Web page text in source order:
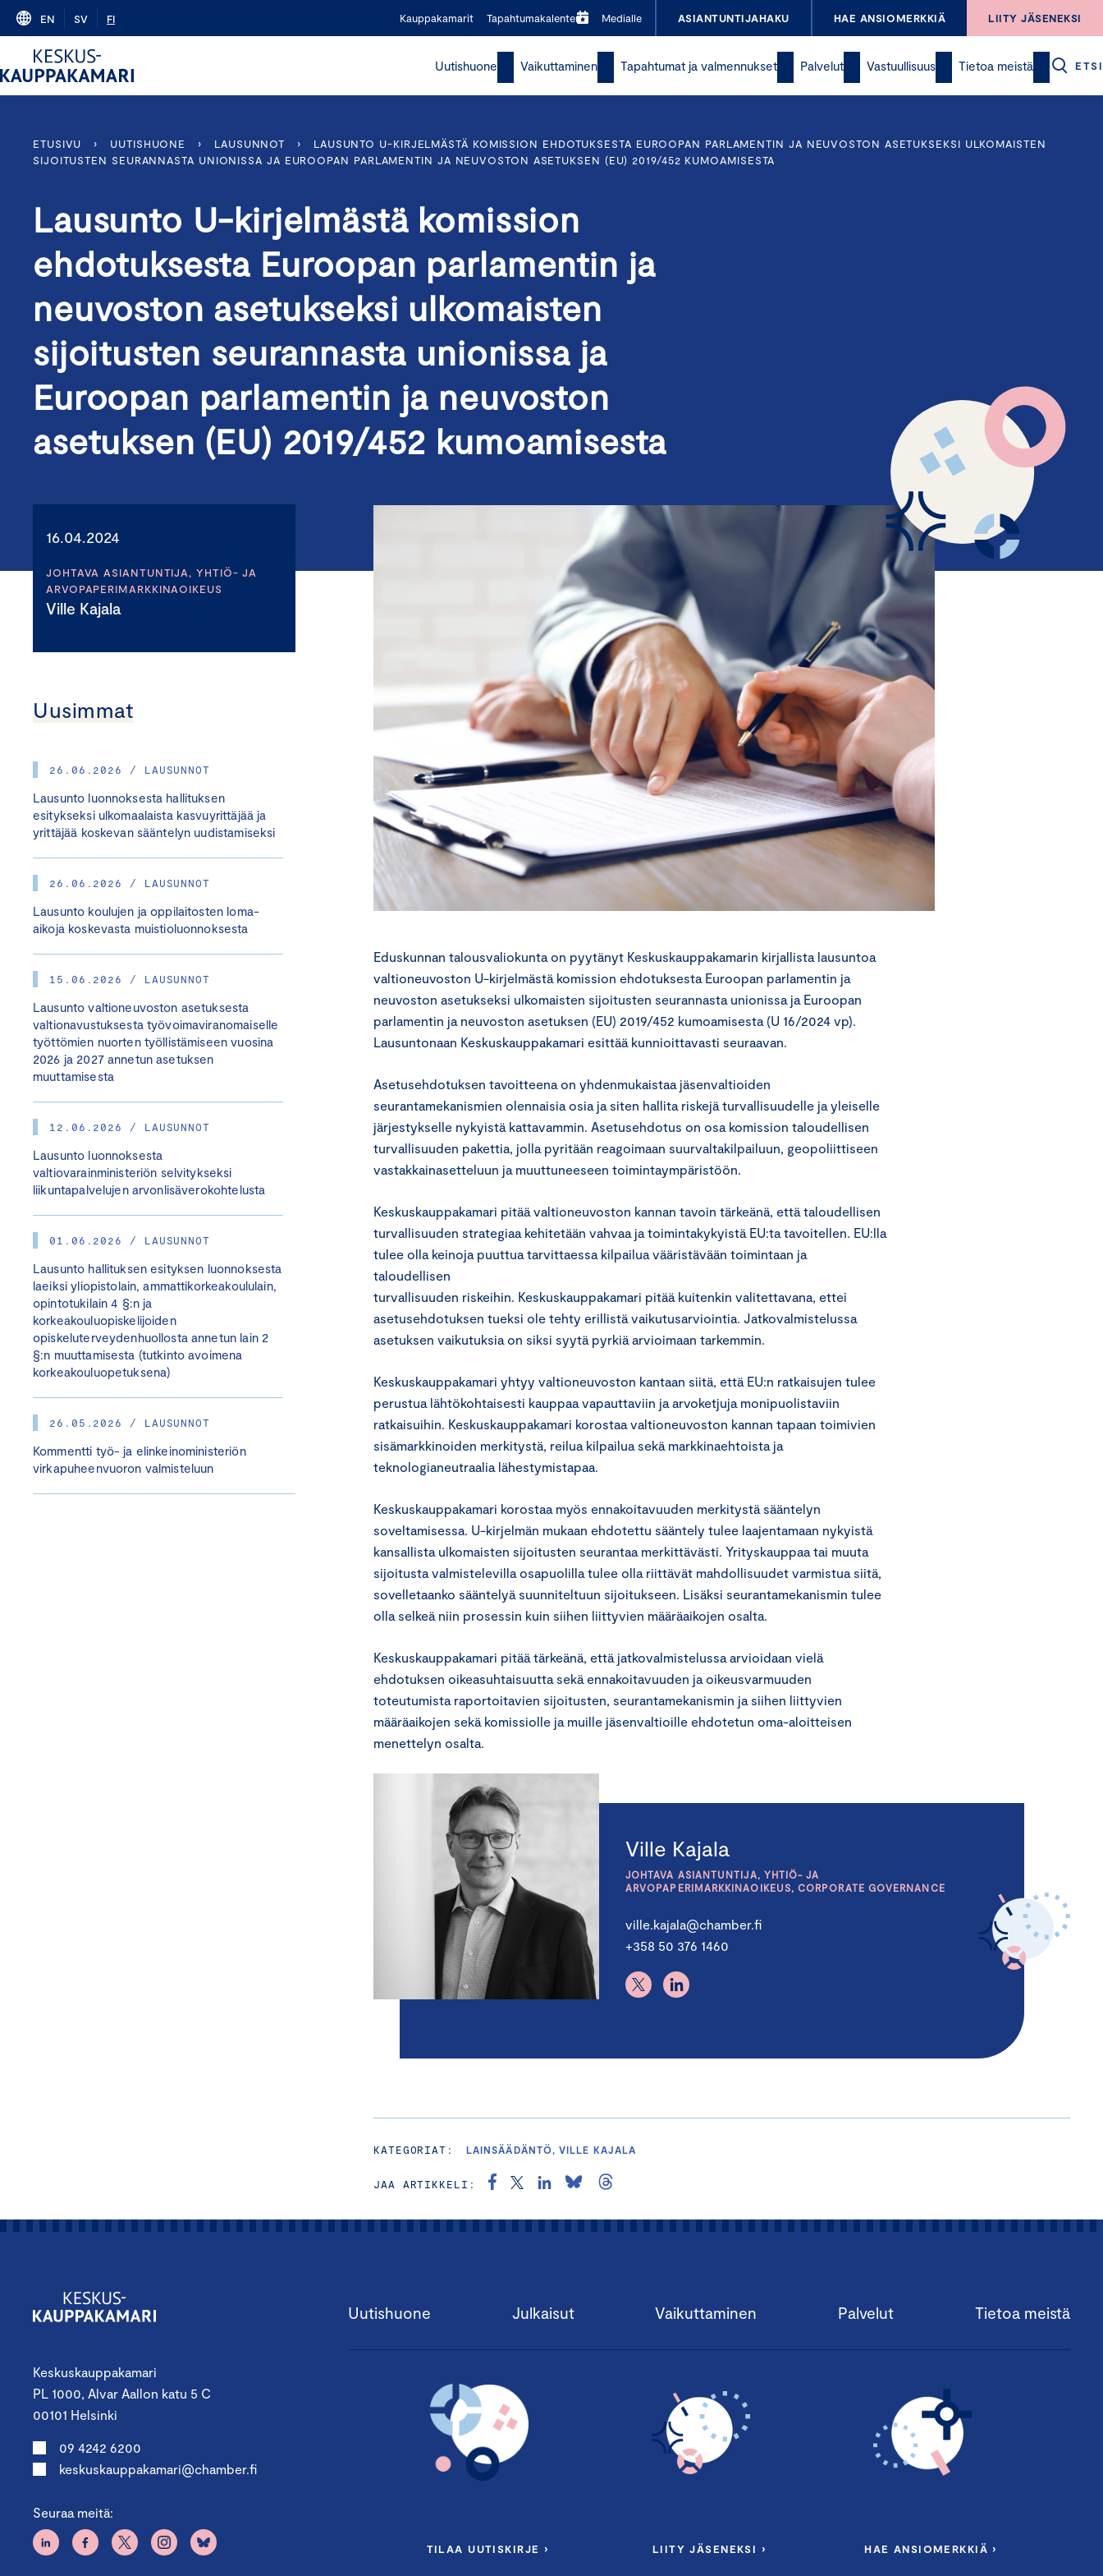
Skip
content
EN SV FI Kauppakamarit Tapahtumakalenteri Medialle ASIANTUNTIJAHAKU HAE ANSIOMERKKIÄ LIITY JÄSENEKSI
Uutishuone Vaikuttaminen Tapahtumat ja valmennukset Palvelut Vastuullisuus Tietoa meistä ETSI
ETUSIVU › UUTISHUONE › LAUSUNNOT ›
LAUSUNTO U-KIRJELMÄSTÄ KOMISSION EHDOTUKSESTA EUROOPAN PARLAMENTIN JA NEUVOSTON ASETUKSEKSI ULKOMAISTEN
SIJOITUSTEN SEURANNASTA UNIONISSA JA EUROOPAN PARLAMENTIN JA NEUVOSTON ASETUKSEN (EU) 2019/452 KUMOAMISESTA
Lausunto U-kirjelmästä komission
ehdotuksesta Euroopan parlamentin ja
neuvoston asetukseksi ulkomaisten
sijoitusten seurannasta unionissa ja
Euroopan parlamentin ja neuvoston
asetuksen (EU) 2019/452 kumoamisesta
16.04.2024
JOHTAVA ASIANTUNTIJA, YHTIÖ- JA
ARVOPAPERIMARKKINAOIKEUS
Ville Kajala
Uusimmat
26.06.2026 / LAUSUNNOT
Lausunto luonnoksesta hallituksen
esitykseksi ulkomaalaista kasvuyrittäjää ja
yrittäjää koskevan sääntelyn uudistamiseksi
26.06.2026 / LAUSUNNOT
Lausunto koulujen ja oppilaitosten loma-
aikoja koskevasta muistioluonnoksesta
15.06.2026 / LAUSUNNOT
Lausunto valtioneuvoston asetuksesta
valtionavustuksesta työvoimaviranomaiselle
työttömien nuorten työllistämiseen vuosina
2026 ja 2027 annetun asetuksen
muuttamisesta
12.06.2026 / LAUSUNNOT
Lausunto luonnoksesta
valtiovarainministeriön selvitykseksi
liikuntapalvelujen arvonlisäverokohtelusta
01.06.2026 / LAUSUNNOT
Lausunto hallituksen esityksen luonnoksesta
laeiksi yliopistolain, ammattikorkeakoululain,
opintotukilain 4 §:n ja
korkeakouluopiskelijoiden
opiskeluterveydenhuollosta annetun lain 2
§:n muuttamisesta (tutkinto avoimena
korkeakouluopetuksena)
26.05.2026 / LAUSUNNOT
Kommentti työ- ja elinkeinoministeriön
virkapuheenvuoron valmisteluun
Eduskunnan talousvaliokunta on pyytänyt Keskuskauppakamarin kirjallista lausuntoa
valtioneuvoston U-kirjelmästä komission ehdotuksesta Euroopan parlamentin ja
neuvoston asetukseksi ulkomaisten sijoitusten seurannasta unionissa ja Euroopan
parlamentin ja neuvoston asetuksen (EU) 2019/452 kumoamisesta (U 16/2024 vp).
Lausuntonaan Keskuskauppakamari esittää kunnioittavasti seuraavan.
Asetusehdotuksen tavoitteena on yhdenmukaistaa jäsenvaltioiden
seurantamekanismien olennaisia osia ja siten hallita riskejä turvallisuudelle ja yleiselle
järjestykselle nykyistä kattavammin. Asetusehdotus on osa komission taloudellisen
turvallisuuden pakettia, jolla pyritään reagoimaan suurvaltakilpailuun, geopoliittiseen
vastakkainasetteluun ja muuttuneeseen toimintaympäristöön.
Keskuskauppakamari pitää valtioneuvoston kannan tavoin tärkeänä, että taloudellisen
turvallisuuden strategiaa kehitetään vahvaa ja toimintakykyistä EU:ta tavoitellen. EU:lla
tulee olla keinoja puuttua tarvittaessa kilpailua vääristävään toimintaan ja
taloudellisen
turvallisuuden riskeihin. Keskuskauppakamari pitää kuitenkin valitettavana, ettei
asetusehdotuksen tueksi ole tehty erillistä vaikutusarviointia. Jatkovalmistelussa
asetuksen vaikutuksia on siksi syytä pyrkiä arvioimaan tarkemmin.
Keskuskauppakamari yhtyy valtioneuvoston kantaan siitä, että EU:n ratkaisujen tulee
perustua lähtökohtaisesti kauppaa vapauttaviin ja arvoketjuja monipuolistaviin
ratkaisuihin. Keskuskauppakamari korostaa valtioneuvoston kannan tapaan toimivien
sisämarkkinoiden merkitystä, reilua kilpailua sekä markkinaehtoista ja
teknologianeutraalia lähestymistapaa.
Keskuskauppakamari korostaa myös ennakoitavuuden merkitystä sääntelyn
soveltamisessa. U-kirjelmän mukaan ehdotettu sääntely tulee laajentamaan nykyistä
kansallista ulkomaisten sijoitusten seurantaa merkittävästi. Yrityskauppaa tai muuta
sijoitusta valmistelevilla osapuolilla tulee olla riittävät mahdollisuudet varmistua siitä,
sovelletaanko sääntelyä suunniteltuun sijoitukseen. Lisäksi seurantamekanismin tulee
olla selkeä niin prosessin kuin siihen liittyvien määräaikojen osalta.
Keskuskauppakamari pitää tärkeänä, että jatkovalmistelussa arvioidaan vielä
ehdotuksen oikeasuhtaisuutta sekä ennakoitavuuden ja oikeusvarmuuden
toteutumista raportoitavien sijoitusten, seurantamekanismin ja siihen liittyvien
määräaikojen sekä komissiolle ja muille jäsenvaltioille ehdotetun oma-aloitteisen
menettelyn osalta.
Ville Kajala
JOHTAVA ASIANTUNTIJA, YHTIÖ- JA
ARVOPAPERIMARKKINAOIKEUS, CORPORATE GOVERNANCE
ville.kajala@chamber.fi
+358 50 376 1460
KATEGORIAT: LAINSÄÄDÄNTÖ, VILLE KAJALA
JAA ARTIKKELI:
Keskuskauppakamari
PL 1000, Alvar Aallon katu 5 C
00101 Helsinki
09 4242 6200
keskuskauppakamari@chamber.fi
Seuraa meitä:
Uutishuone Julkaisut Vaikuttaminen Palvelut Tietoa meistä
TILAA UUTISKIRJE › LIITY JÄSENEKSI › HAE ANSIOMERKKIÄ ›